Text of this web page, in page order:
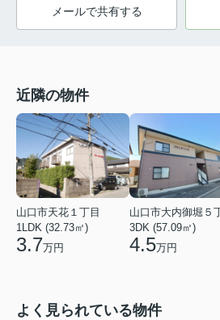
メールで共有する
近隣の物件
山口市天花１丁目
1LDK (32.73㎡)
3.7万円
山口市大内御堀５
3DK (57.09㎡)
4.5万円
よく見られている物件